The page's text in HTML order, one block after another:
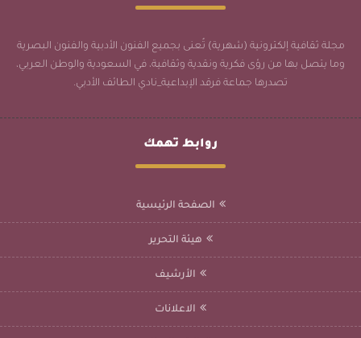
مجلة ثقافية إلكترونية (شهرية) تُعنى بجميع الفنون الأدبية والفنون البصرية
وما يتصل بها من رؤى فكرية ونقدية وثقافية، في السعودية والوطن العربي،
تصدرها جماعة فرقد الإبداعية_نادي الطائف الأدبي.
روابط تهمك
الصفحة الرئيسية
هيئة التحرير
الأرشيف
الاعلانات